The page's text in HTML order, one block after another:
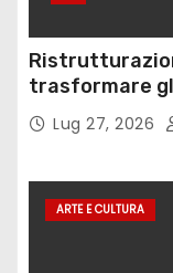
trasformare
Lug 27, 2026
ARTE E CULTURA